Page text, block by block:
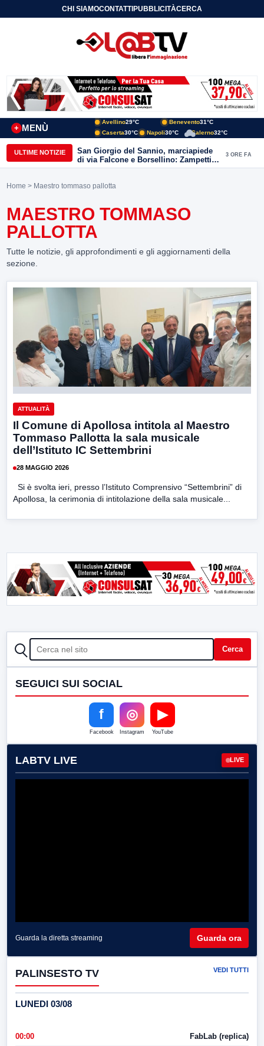
CHI SIAMOCONTATTIPUBBLICITÀCERCA
MENÙ
+
Avellino29°C Benevento31°C
Caserta30°C Napoli30°C Salerno32°C
ULTIME NOTIZIE
San Giorgio del Sannio, marciapiede
di via Falcone e Borsellino: Zampetti e
Lombardi replicano alle polemiche
3 ORE FA
Home > Maestro tommaso pallotta
MAESTRO TOMMASO
PALLOTTA
Tutte le notizie, gli approfondimenti e gli aggiornamenti della
sezione.
ATTUALITÀ
Il Comune di Apollosa intitola al Maestro
Tommaso Pallotta la sala musicale
dell’Istituto IC Settembrini
28 MAGGIO 2026
Si è svolta ieri, presso l’Istituto Comprensivo “Settembrini” di
Apollosa, la cerimonia di intitolazione della sala musicale...
CERCA Cerca
SEGUICI SUI SOCIAL
f
Facebook
◎
Instagram
▶
YouTube
LABTV LIVE LIVE
Guarda la diretta streaming Guarda ora
PALINSESTO TV VEDI TUTTI
LUNEDI 03/08
00:00 FabLab (replica)